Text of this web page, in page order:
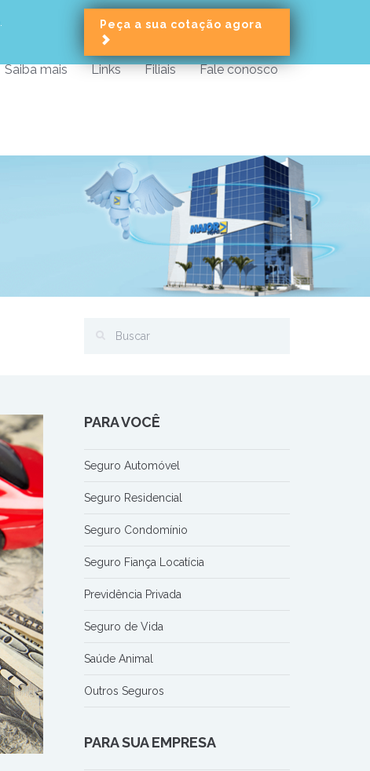
Peça a sua cotação agora
Saiba mais Links Filiais Fale conosco
PARA VOCÊ
Seguro Automóvel
Seguro Residencial
Seguro Condomínio
Seguro Fiança Locatícia
Previdência Privada
Seguro de Vida
Saúde Animal
Outros Seguros
PARA SUA EMPRESA